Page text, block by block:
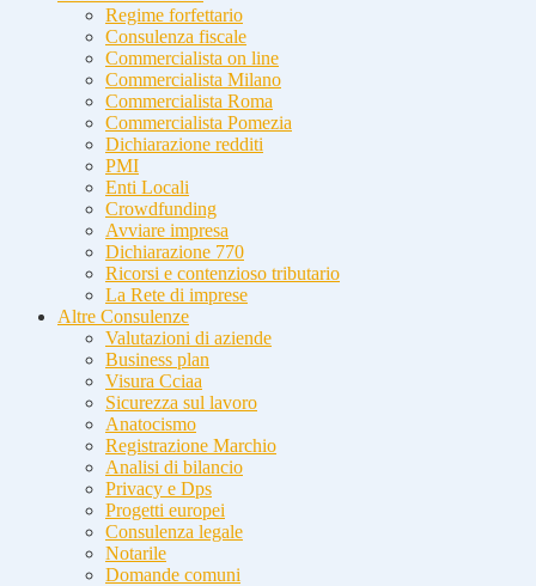
Regime forfettario
Consulenza fiscale
Commercialista on line
Commercialista Milano
Commercialista Roma
Commercialista Pomezia
Dichiarazione redditi
PMI
Enti Locali
Crowdfunding
Avviare impresa
Dichiarazione 770
Ricorsi e contenzioso tributario
La Rete di imprese
Altre Consulenze
Valutazioni di aziende
Business plan
Visura Cciaa
Sicurezza sul lavoro
Anatocismo
Registrazione Marchio
Analisi di bilancio
Privacy e Dps
Progetti europei
Consulenza legale
Notarile
Domande comuni